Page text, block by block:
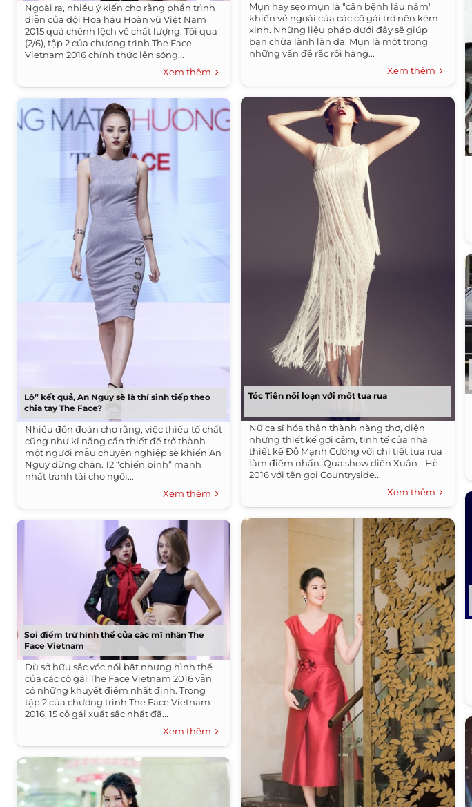
Ngoài ra, nhiều ý kiến cho rằng phần trình
diễn của đội Hoa hậu Hoàn vũ Việt Nam
2015 quá chênh lệch về chất lượng. Tối qua
(2/6), tập 2 của chương trình The Face
Vietnam 2016 chính thức lên sóng...
Xem thêm
Lộ” kết quả, An Nguy sẽ là thí sinh tiếp theo
chia tay The Face?
Nhiều đồn đoán cho rằng, việc thiếu tố chất
cũng như kĩ năng cần thiết để trở thành
một người mẫu chuyên nghiệp sẽ khiến An
Nguy dừng chân. 12 “chiến binh” mạnh
nhất tranh tài cho ngôi...
Xem thêm
Soi điểm trừ hình thể của các mĩ nhân The
Face Vietnam
Dù sở hữu sắc vóc nổi bật nhưng hình thể
của các cô gái The Face Vietnam 2016 vẫn
có những khuyết điểm nhất định. Trong
tập 2 của chương trình The Face Vietnam
2016, 15 cô gái xuất sắc nhất đã...
Xem thêm
Mụn hay sẹo mụn là "căn bệnh lâu năm"
khiến vẻ ngoài của các cô gái trở nên kém
xinh. Những liệu pháp dưới đây sẽ giúp
bạn chữa lành làn da. Mụn là một trong
những vấn đề rắc rối hàng...
Xem thêm
Tóc Tiên nổi loạn với mốt tua rua
Nữ ca sĩ hóa thân thành nàng thơ, diện
những thiết kế gợi cảm, tinh tế của nhà
thiết kế Đỗ Mạnh Cường với chi tiết tua rua
làm điểm nhấn. Qua show diễn Xuân - Hè
2016 với tên gọi Countryside...
Xem thêm